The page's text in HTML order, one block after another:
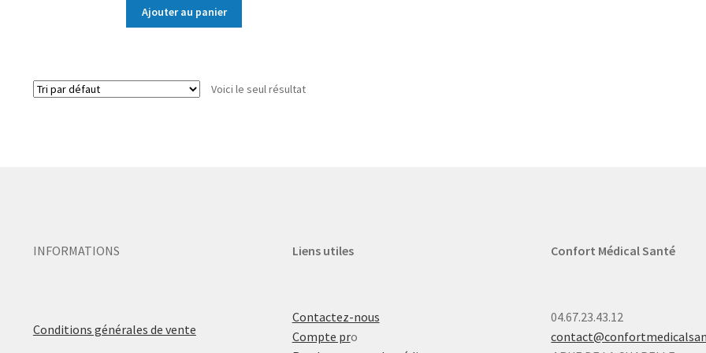
Ajouter au panier
Voici le seul résultat
INFORMATIONS
Conditions générales de vente
Liens utiles
Contactez-nous
Compte pro
Confort Médical Santé
04.67.23.43.12